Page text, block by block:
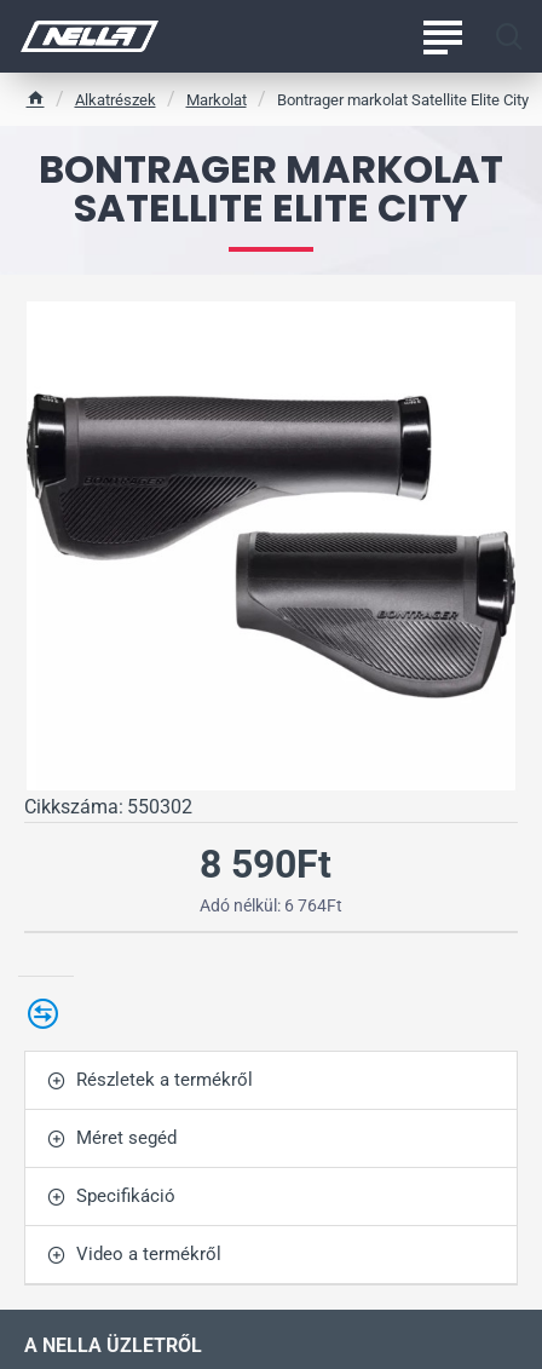
BONTRAGER MARKOLAT
SATELLITE ELITE CITY
e
Alkatrészek Markolat Bontrager markolat Satellite Elite City
Cikkszáma: 550302
8 590Ft
Adó nélkül: 6 764Ft
Részletek a termékről
Méret segéd
Specifikáció
Video a termékről
A NELLA ÜZLETRŐL